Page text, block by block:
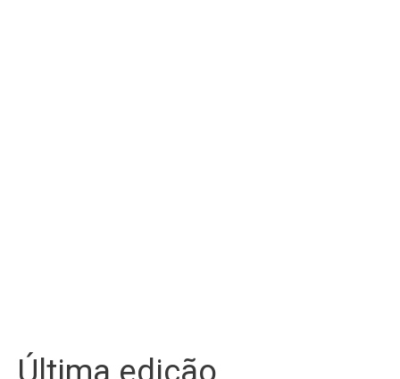
Última edição